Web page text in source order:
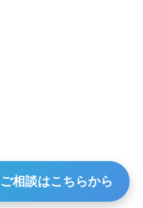
ご相談はこちらから